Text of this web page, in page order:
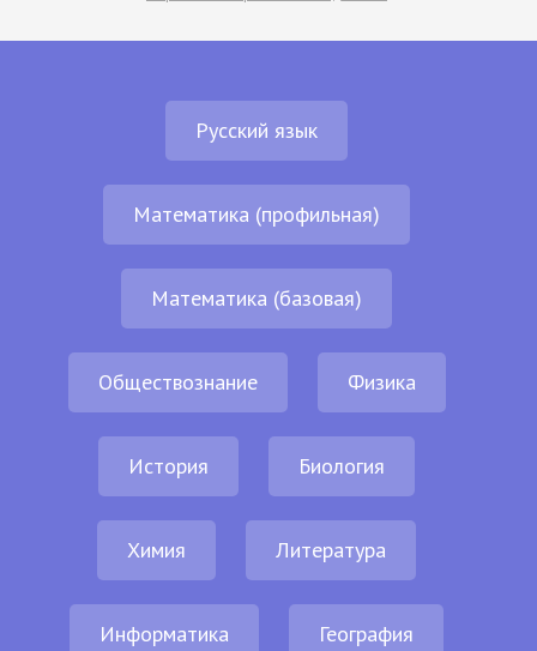
Русский язык
Математика (профильная)
Математика (базовая)
Обществознание Физика
История Биология
Химия Литература
Информатика География